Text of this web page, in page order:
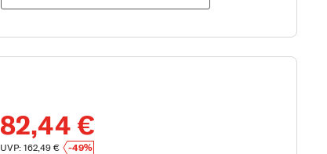
82,44 €
UVP: 162,49 €
-49%